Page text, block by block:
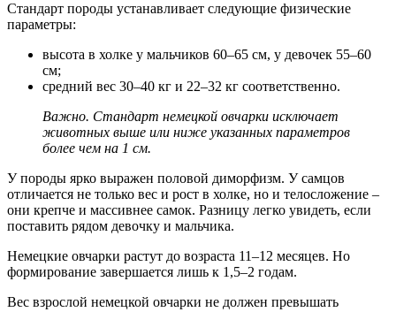
Стандарт породы устанавливает следующие физические
параметры:
высота в холке у мальчиков 60–65 см, у девочек 55–60
см;
средний вес 30–40 кг и 22–32 кг соответственно.
Важно. Стандарт немецкой овчарки исключает
животных выше или ниже указанных параметров
более чем на 1 см.
У породы ярко выражен половой диморфизм. У самцов
отличается не только вес и рост в холке, но и телосложение –
они крепче и массивнее самок. Разницу легко увидеть, если
поставить рядом девочку и мальчика.
Немецкие овчарки растут до возраста 11–12 месяцев. Но
формирование завершается лишь к 1,5–2 годам.
Вес взрослой немецкой овчарки не должен превышать